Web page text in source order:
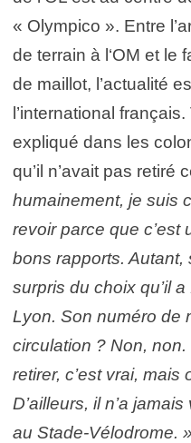
« Olympico ». Entre
de terrain à l‘OM et le
de maillot, l’actualité
l’international français.
expliqué dans les
qu’il n’avait pas retiré
humainement, je suis
revoir parce que c’est
bons rapports. Autant,
surpris du choix qu’il
Lyon. Son numéro de
circulation ? Non,
retirer, c’est vrai, mais
D’ailleurs, il n’a
au Stade-Vélodrome. »